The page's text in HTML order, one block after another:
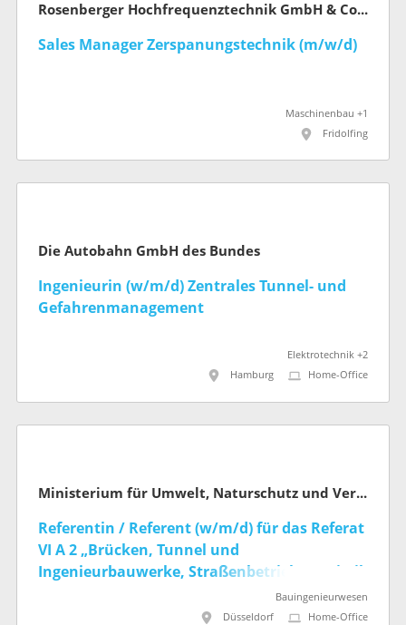
Rosenberger Hochfrequenztechnik GmbH & Co. KG
Sales Manager Zerspanungstechnik (m/w/d)
Maschinenbau +1
Fridolfing
Die Autobahn GmbH des Bundes
Ingenieurin (w/m/d) Zentrales Tunnel- und
Gefahrenmanagement
Elektrotechnik +2
Hamburg
Home-Office
Ministerium für Umwelt, Naturschutz und Verkehr des Landes Nordrhein-Westfalen
Referentin / Referent (w/m/d) für das Referat
VI A 2 „Brücken, Tunnel und
Ingenieurbauwerke, Straßenbetrieb, Statistik
und IT im Fachbereich“ (befristet)Bauingenieurwesen
Düsseldorf
Home-Office